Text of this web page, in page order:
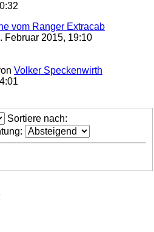
vom Ranger Extracab
Februar 2015, 19:10
Volker Speckenwirth
Sortiere nach: